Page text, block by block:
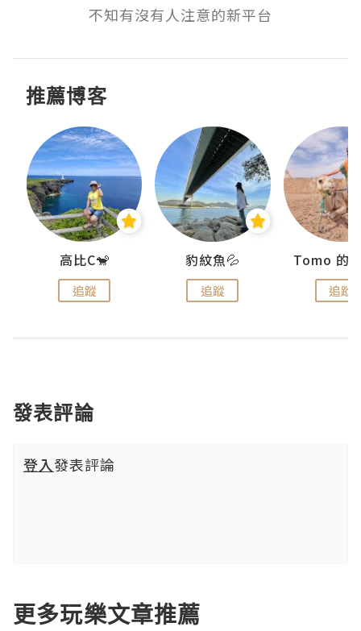
不知有沒有人注意的新平台
推薦博客
高比C🐒
追蹤
豹紋魚💦
追蹤 追蹤
發表評論
登入發表評論
更多玩樂文章推薦